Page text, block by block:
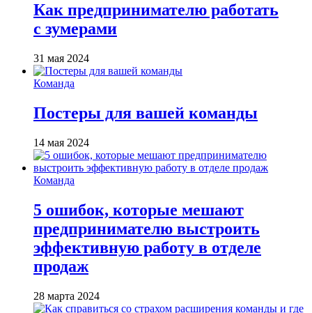
Как предпринимателю работать
с зумерами
31 мая 2024
Команда
Постеры для вашей команды
14 мая 2024
Команда
5 ошибок, которые мешают
предпринимателю выстроить
эффективную работу в отделе
продаж
28 марта 2024